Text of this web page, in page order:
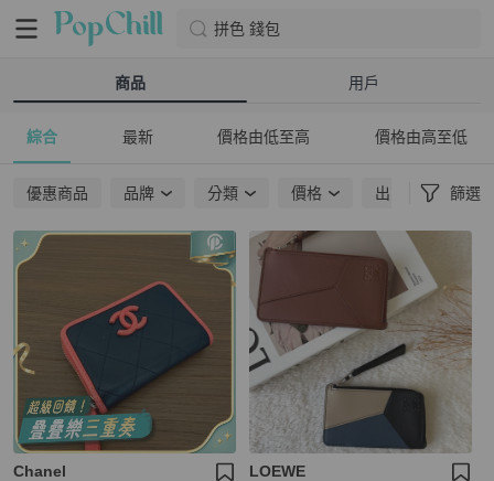
拼色 錢包
商品 用戶
綜合 最新 價格由低至高 價格由高至低
優惠商品 品牌 分類 價格 出貨地點 篩選
Chanel LOEWE